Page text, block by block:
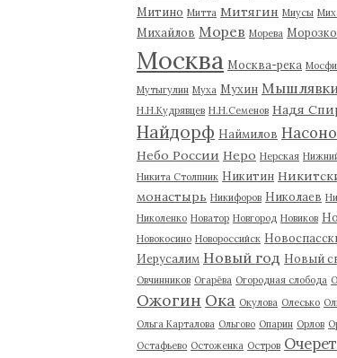
Митино Митта Митягин Миусы
Михайлов Морев Морева Морозко
Москва Москва-река
Мутыгулин Муха Мухин
Н.Н.Кудрявцев Н.Н.Семенов Надя
Найдорф Наймилов
Небо России Неро Нерская
Никита Столпник Никитин
монастырь Никифоров Николаев
Николенко Новатор Новгород Новиков
Новокосино Новороссийск
Иерусалим Новый год Новый
Овчинников Огарёва Огородная слобода
Ожогин Ока Окулова Олесько
Ольга Карталова Ольгово Опарин Орлов
Остафьево Остоженка Остров